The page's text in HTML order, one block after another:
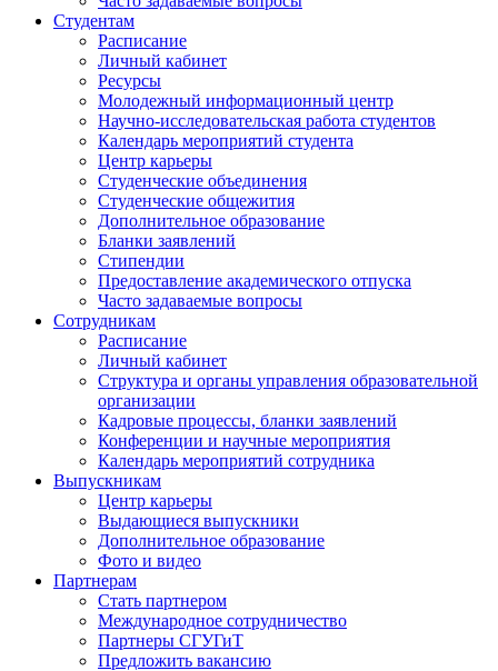
Студентам
Расписание
Личный кабинет
Ресурсы
Молодежный информационный центр
Научно-исследовательская работа студентов
Календарь мероприятий студента
Центр карьеры
Студенческие объединения
Студенческие общежития
Дополнительное образование
Бланки заявлений
Стипендии
Предоставление академического отпуска
Часто задаваемые вопросы
Сотрудникам
Расписание
Личный кабинет
Структура и органы управления образовательной
организации
Кадровые процессы, бланки заявлений
Конференции и научные мероприятия
Календарь мероприятий сотрудника
Выпускникам
Центр карьеры
Выдающиеся выпускники
Дополнительное образование
Фото и видео
Партнерам
Стать партнером
Международное сотрудничество
Партнеры СГУГиТ
Предложить вакансию